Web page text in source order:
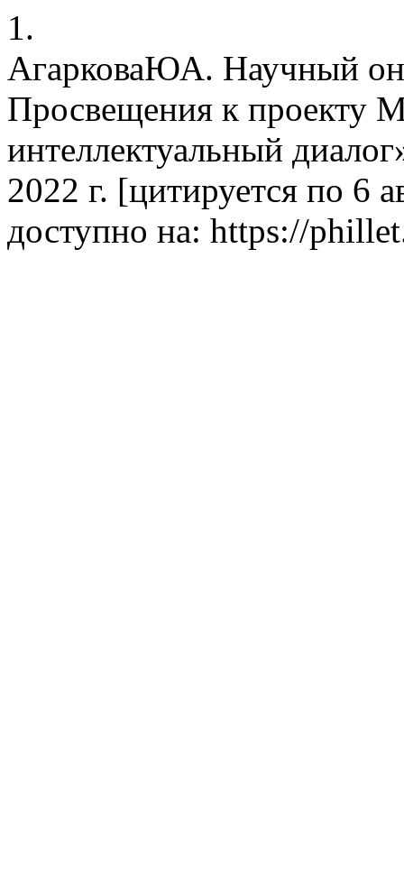
1.
АгарковаЮА. Научный
Просвещения к проекту
интеллектуальный
2022 г. [цитируется по 6
доступно на: https://